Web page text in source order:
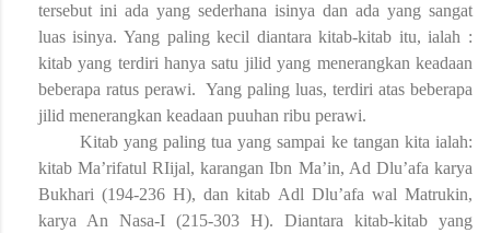
tersebut ini ada yang sederhana isinya dan ada yang sangat
luas isinya. Yang paling kecil diantara kitab-kitab itu, ialah :
kitab yang terdiri hanya satu jilid yang menerangkan keadaan
beberapa ratus perawi. Yang paling luas, terdiri atas beberapa
jilid menerangkan keadaan puuhan ribu perawi.
Kitab yang paling tua yang sampai ke tangan kita ialah:
kitab Ma’rifatul RIijal, karangan Ibn Ma’in, Ad Dlu’afa karya
Bukhari (194-236 H), dan kitab Adl Dlu’afa wal Matrukin,
karya An Nasa-I (215-303 H). Diantara kitab-kitab yang